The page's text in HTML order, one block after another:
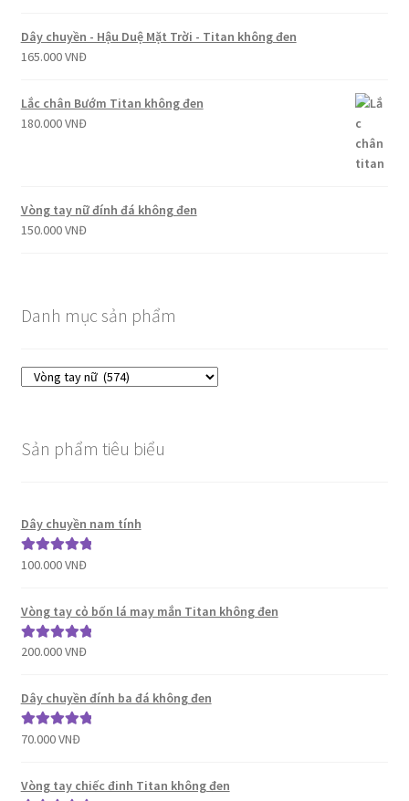
Dây chuyền - Hậu Duệ Mặt Trời - Titan không đen
165.000VNĐ
Lắc chân Bướm Titan không đen
180.000VNĐ
Vòng tay nữ đính đá không đen
150.000VNĐ
Danh mục sản phẩm
Sản phẩm tiêu biểu
Dây chuyền nam tính
Được xếp
sao
100.000VNĐ
Vòng tay cỏ bốn lá may mắn Titan không đen
Được xếp
sao
200.000VNĐ
Dây chuyền đính ba đá không đen
Được xếp
sao
70.000VNĐ
Vòng tay chiếc đinh Titan không đen